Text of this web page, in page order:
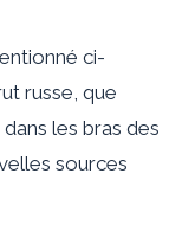
ci-
russe, que
les bras des
sources